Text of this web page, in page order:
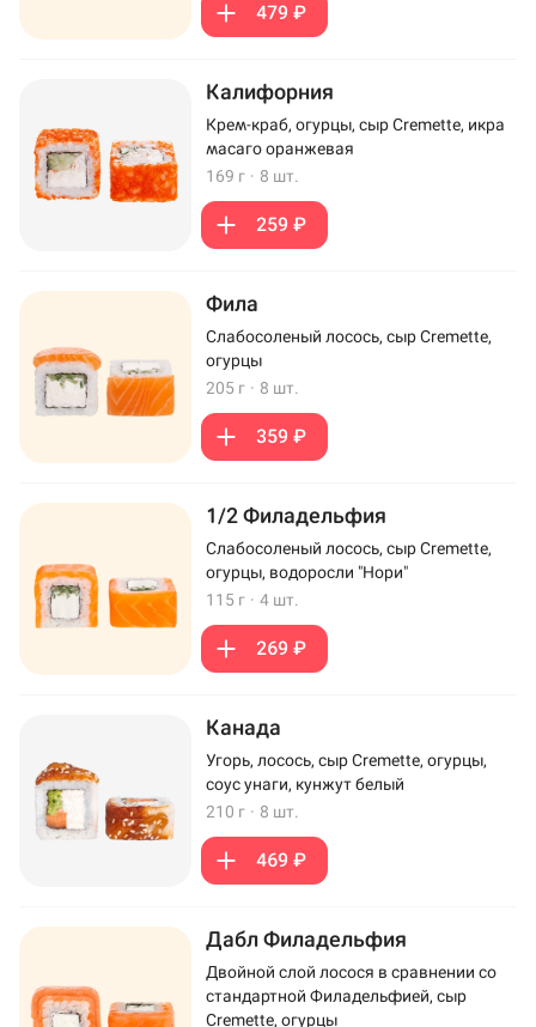
479 ₽
Калифорния
Крем-краб, огурцы, сыр Cremette, икра
масаго оранжевая
169 г · 8 шт.
259 ₽
Фила
Слабосоленый лосось, сыр Cremette,
огурцы
205 г · 8 шт.
359 ₽
1/2 Филадельфия
Слабосоленый лосось, сыр Cremette,
огурцы, водоросли "Нори"
115 г · 4 шт.
269 ₽
Канада
Угорь, лосось, сыр Cremette, огурцы,
соус унаги, кунжут белый
210 г · 8 шт.
469 ₽
Дабл Филадельфия
Двойной слой лосося в сравнении со
стандартной Филадельфией, сыр
Cremette, огурцы